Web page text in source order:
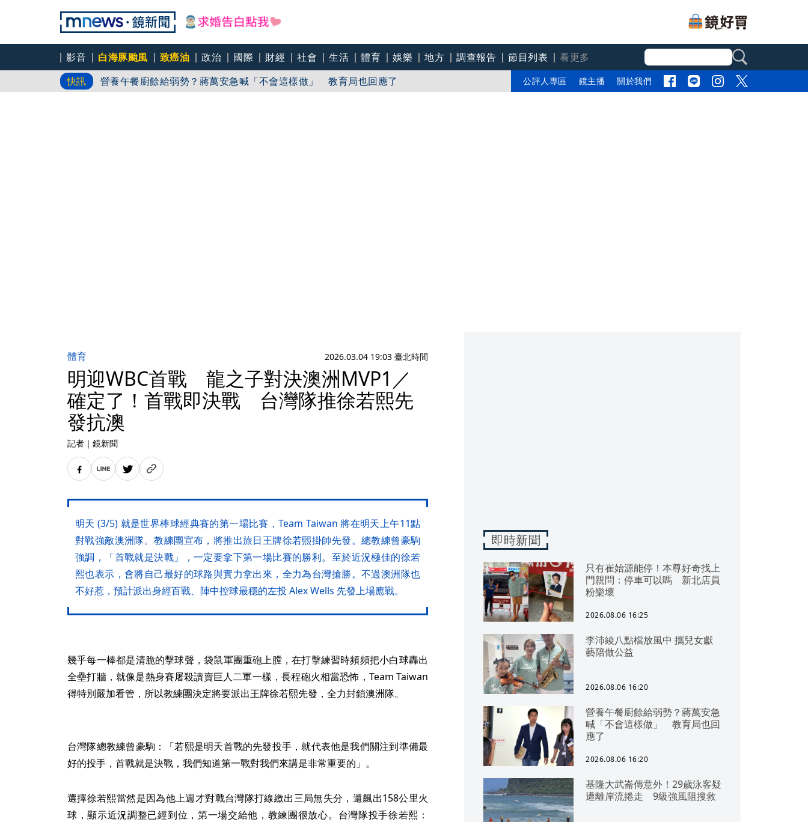
影音 白海豚颱風 致癌油 政治 國際 財經 社會 生活 體育 娛樂 地方 調查報告 節目列表
看更多
快訊
李沛綾八點檔放風中 攜兒女獻藝陪做公益
營養午餐廚餘給弱勢？蔣萬安急喊「不會這樣做」 教育局也回應了
公評人專區 鏡主播 關於我們
體育 2026.03.04 19:03 臺北時間
明迎WBC首戰 龍之子對決澳洲MVP1／
確定了！首戰即決戰 台灣隊推徐若熙先
發抗澳
記者 ｜ 鏡新聞
明天 (3/5) 就是世界棒球經典賽的第一場比賽，Team Taiwan 將在明天上午11點
對戰強敵澳洲隊。教練團宣布，將推出旅日王牌徐若熙掛帥先發。總教練曾豪駒
強調，「首戰就是決戰」，一定要拿下第一場比賽的勝利。至於近況極佳的徐若
熙也表示，會將自己最好的球路與實力拿出來，全力為台灣搶勝。不過澳洲隊也
不好惹，預計派出身經百戰、陣中控球最穩的左投 Alex Wells 先發上場應戰。
幾乎每一棒都是清脆的擊球聲，袋鼠軍團重砲上膛，在打擊練習時頻頻把小白球轟出
全壘打牆，就像是熱身賽屠殺讀賣巨人二軍一樣，長程砲火相當恐怖，Team Taiwan
得特別嚴加看管，所以教練團決定將要派出王牌徐若熙先發，全力封鎖澳洲隊。
台灣隊總教練曾豪駒：「若熙是明天首戰的先發投手，就代表他是我們關注到準備最
好的投手，首戰就是決戰，我們知道第一戰對我們來講是非常重要的」。
選擇徐若熙當然是因為他上週才對戰台灣隊打線繳出三局無失分，還飆出158公里火
球，顯示近況調整已經到位，第一場交給他，教練團很放心。台灣隊投手徐若熙：
即時新聞
只有崔始源能停！本尊好奇找上
門親問：停車可以嗎 新北店員
粉樂壞
2026.08.06 16:25
李沛綾八點檔放風中 攜兒女獻
藝陪做公益
2026.08.06 16:20
營養午餐廚餘給弱勢？蔣萬安急
喊「不會這樣做」 教育局也回
應了
2026.08.06 16:20
基隆大武崙傳意外！29歲泳客疑
遭離岸流捲走 9級強風阻搜救